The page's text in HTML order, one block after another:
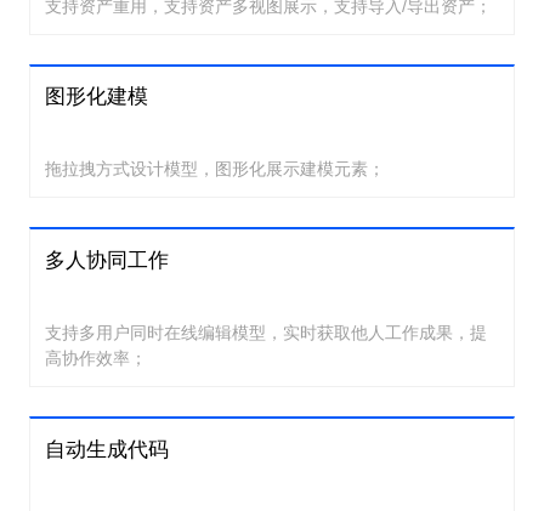
支持资产重用，支持资产多视图展示，支持导入/导出资产；
图形化建模
拖拉拽方式设计模型，图形化展示建模元素；
多人协同工作
支持多用户同时在线编辑模型，实时获取他人工作成果，提
高协作效率；
自动生成代码